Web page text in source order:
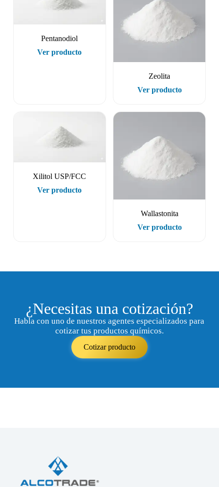
Pentanodiol
Ver producto
Zeolita
Ver producto
Xilitol USP/FCC
Ver producto
Wallastonita
Ver producto
¿Necesitas una cotización?
Habla con uno de nuestros agentes especializados para
cotizar tus productos químicos.
Cotizar producto